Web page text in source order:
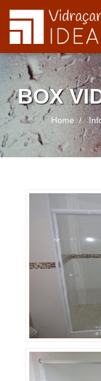
BOX
Home